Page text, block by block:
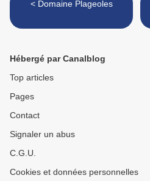
< Domaine Plageoles
Hébergé par Canalblog
Top articles
Pages
Contact
Signaler un abus
C.G.U.
Cookies et données personnelles